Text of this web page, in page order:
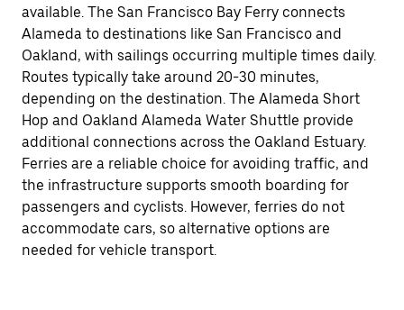
available. The San Francisco Bay Ferry connects
Alameda to destinations like San Francisco and
Oakland, with sailings occurring multiple times daily.
Routes typically take around 20-30 minutes,
depending on the destination. The Alameda Short
Hop and Oakland Alameda Water Shuttle provide
additional connections across the Oakland Estuary.
Ferries are a reliable choice for avoiding traffic, and
the infrastructure supports smooth boarding for
passengers and cyclists. However, ferries do not
accommodate cars, so alternative options are
needed for vehicle transport.